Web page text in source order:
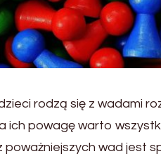
rodzą się z wadami
ich powagę warto
poważniejszych wad jest